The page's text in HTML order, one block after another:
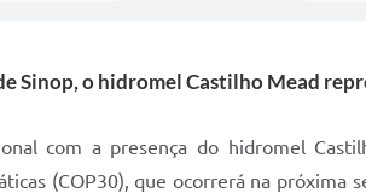
Sinop, o hidromel Castilho Mead
com a presença do hidromel
(COP30), que ocorrerá na